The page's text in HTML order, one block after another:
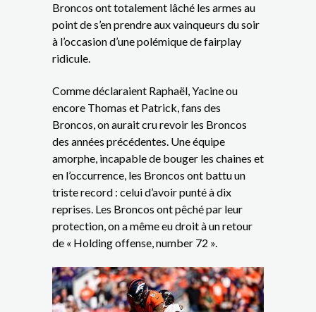
Broncos ont totalement lâché les armes au
point de s’en prendre aux vainqueurs du soir
à l’occasion d’une polémique de fairplay
ridicule.
Comme déclaraient Raphaël, Yacine ou
encore Thomas et Patrick, fans des
Broncos, on aurait cru revoir les Broncos
des années précédentes. Une équipe
amorphe, incapable de bouger les chaines et
en l’occurrence, les Broncos ont battu un
triste record : celui d’avoir punté à dix
reprises. Les Broncos ont pêché par leur
protection, on a même eu droit à un retour
de « Holding offense, number 72 ».